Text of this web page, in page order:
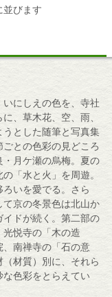
びます
にしえの色を、寺社
、草木花、空、雨、
とした随筆と写真集
との色彩の見どころ
月ケ瀬の烏梅。夏の
「水と火」を周遊。
いを愛でる。さら
京の冬景色は北山か
ドが続く。第二部の
光悦寺の「木の造
南禅寺の「石の意
材質）別に、それら
色彩をとらえてい